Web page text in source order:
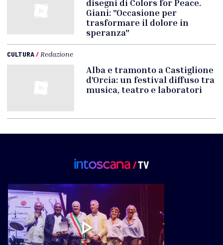
disegni di Colors for Peace.
Giani: "Occasione per
trasformare il dolore in
speranza"
CULTURA/ Redazione
Alba e tramonto a Castiglione
d'Orcia: un festival diffuso tra
musica, teatro e laboratori